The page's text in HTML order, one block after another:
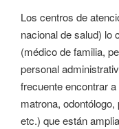
Los centros de
nacional de salud) lo
(médico de familia,
personal
frecuente encontrar
matrona,
etc.) que están